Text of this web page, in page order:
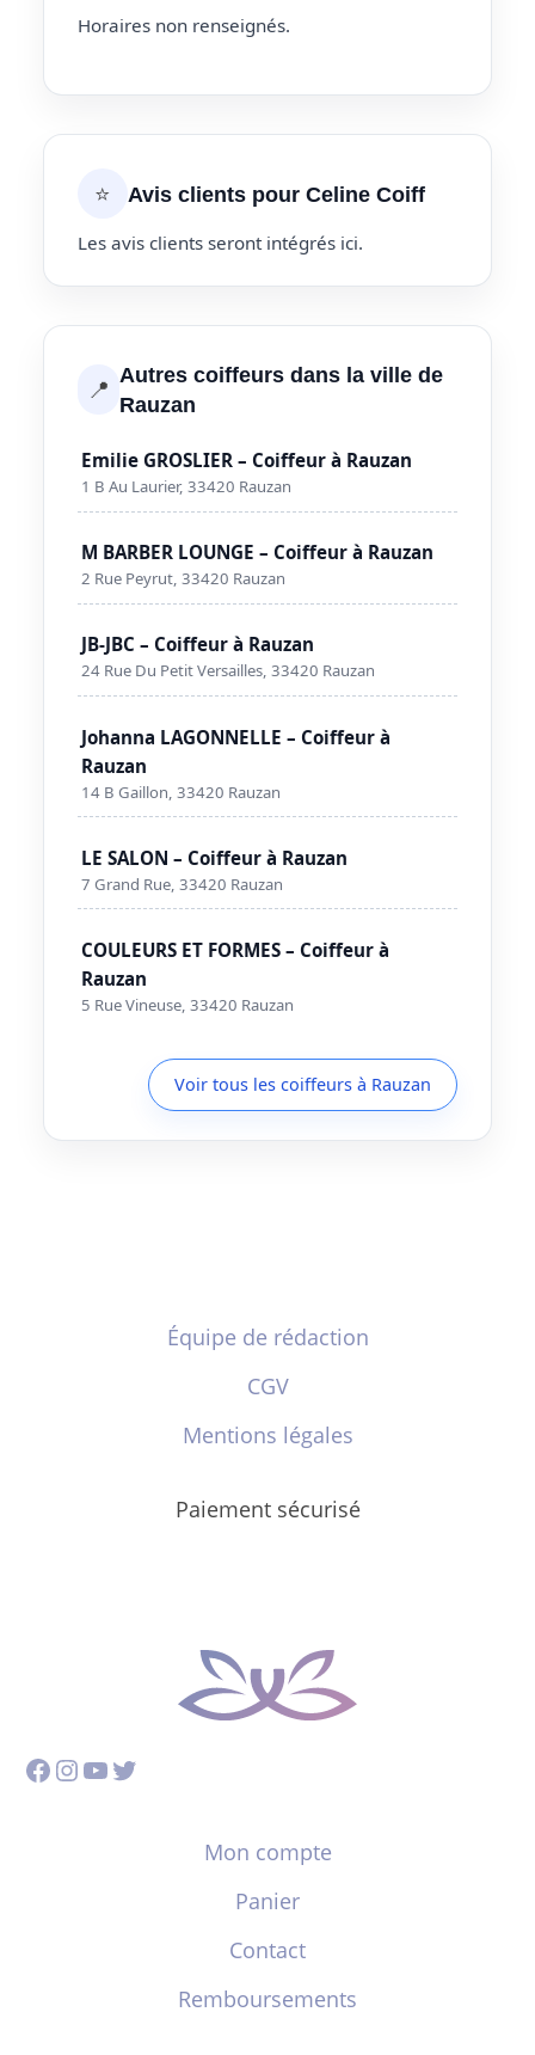
Horaires non renseignés.
⭐ Avis clients pour Celine Coiff
Les avis clients seront intégrés ici.
📍 Autres coiffeurs dans la ville de
Rauzan
Emilie GROSLIER – Coiffeur à Rauzan
1 B Au Laurier, 33420 Rauzan
M BARBER LOUNGE – Coiffeur à Rauzan
2 Rue Peyrut, 33420 Rauzan
JB-JBC – Coiffeur à Rauzan
24 Rue Du Petit Versailles, 33420 Rauzan
Johanna LAGONNELLE – Coiffeur à
Rauzan
14 B Gaillon, 33420 Rauzan
LE SALON – Coiffeur à Rauzan
7 Grand Rue, 33420 Rauzan
COULEURS ET FORMES – Coiffeur à
Rauzan
5 Rue Vineuse, 33420 Rauzan
Voir tous les coiffeurs à Rauzan
Équipe de rédaction
CGV
Mentions légales
Paiement sécurisé
Facebook
Instagram
YouTube
Twitter
Mon compte
Panier
Contact
Remboursements